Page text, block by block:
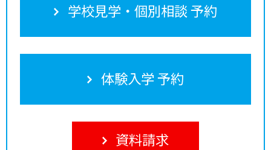
学校見学・個別相談 予約
体験入学 予約
資料請求